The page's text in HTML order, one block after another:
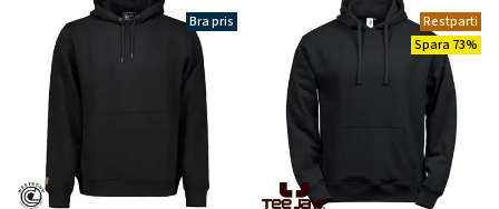
Bra pris
Restparti
Spara 73%